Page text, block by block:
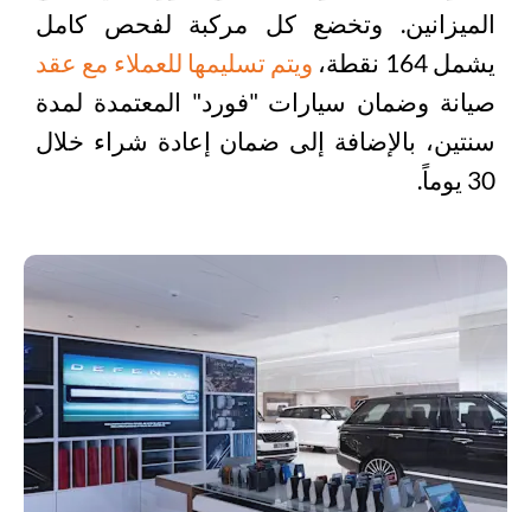
الميزانين. وتخضع كل مركبة لفحص كامل
يشمل 164 نقطة،
ويتم تسليمها للعملاء مع عقد
صيانة وضمان سيارات "فورد" المعتمدة لمدة
سنتين، بالإضافة إلى ضمان إعادة شراء خلال
30 يوماً.